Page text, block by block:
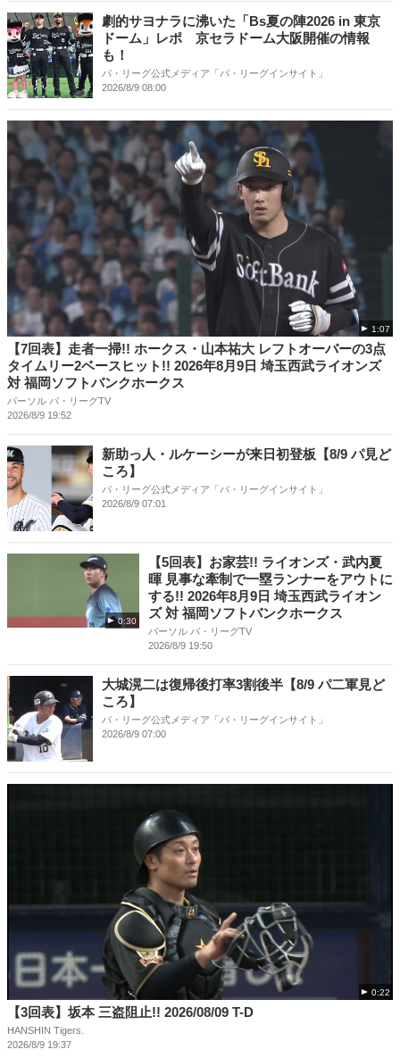
劇的サヨナラに沸いた「Bs夏の陣2026 in 東京
ドーム」レポ 京セラドーム大阪開催の情報
も！
パ・リーグ公式メディア「パ・リーグインサイト」
2026/8/9 08:00
1:07
【7回表】走者一掃!! ホークス・山本祐大 レフトオーバーの3点
タイムリー2ベースヒット!! 2026年8月9日 埼玉西武ライオンズ
対 福岡ソフトバンクホークス
パーソル パ・リーグTV
2026/8/9 19:52
新助っ人・ルケーシーが来日初登板【8/9 パ見ど
ころ】
パ・リーグ公式メディア「パ・リーグインサイト」
2026/8/9 07:01
0:30
【5回表】お家芸!! ライオンズ・武内夏
暉 見事な牽制で一塁ランナーをアウトに
する!! 2026年8月9日 埼玉西武ライオン
ズ 対 福岡ソフトバンクホークス
パーソル パ・リーグTV
2026/8/9 19:50
大城滉二は復帰後打率3割後半【8/9 パ二軍見ど
ころ】
パ・リーグ公式メディア「パ・リーグインサイト」
2026/8/9 07:00
0:22
【3回表】坂本 三盗阻止!! 2026/08/09 T-D
HANSHIN Tigers.
2026/8/9 19:37